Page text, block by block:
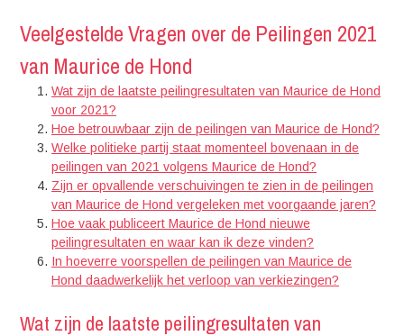
Veelgestelde Vragen over de Peilingen 2021
van Maurice de Hond
Wat zijn de laatste peilingresultaten van Maurice de Hond
voor 2021?
Hoe betrouwbaar zijn de peilingen van Maurice de Hond?
Welke politieke partij staat momenteel bovenaan in de
peilingen van 2021 volgens Maurice de Hond?
Zijn er opvallende verschuivingen te zien in de peilingen
van Maurice de Hond vergeleken met voorgaande jaren?
Hoe vaak publiceert Maurice de Hond nieuwe
peilingresultaten en waar kan ik deze vinden?
In hoeverre voorspellen de peilingen van Maurice de
Hond daadwerkelijk het verloop van verkiezingen?
Wat zijn de laatste peilingresultaten van